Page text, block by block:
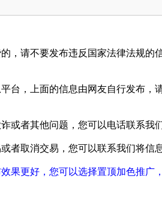
，请不要发布违反国家法律法规
台，上面的信息由网友自行发布
或者其他问题，您可以电话联系我
者取消交易，您可以联系我们将信
果更好，您可以选择置顶加色推广